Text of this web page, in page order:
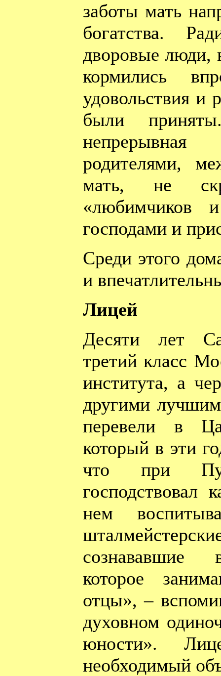
заботы мать
богатства.
дворовые люди,
кормились
удовольствия и
были
родителями,
мать, не
«любимчиков
господами и
Среди этого
и
Лицей
Десяти лет
третий класс
института, а
другими
перевели в
который в эти
что при
господствовал
нем
сознававшие
которое
отцы», –
духовном
юности».
необходимый